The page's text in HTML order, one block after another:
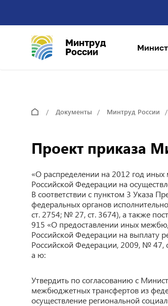
Минтруд
России
Документы Минтруд России
Проект приказа
«О распределении на 2012 год
Российской Федерации на
В соответствии с пунктом 3 Указа
федеральных органов
ст. 2754; № 27, ст. 3674), а также
915 «О предоставлении иных
Российской Федерации на выплату
Российской Федерации, 2009, № 47,
а ю:
Утвердить по согласованию с
межбюджетных трансфертов из
осуществление региональной